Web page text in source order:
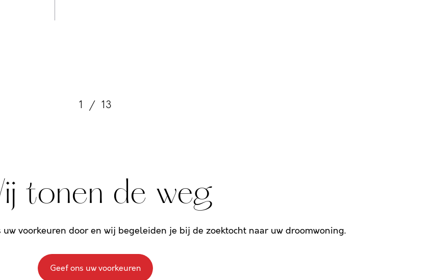
1 / 13
tonen de weg
voorkeuren door en wij begeleiden je bij de zoektocht naar uw droomwoning.
Geef ons uw voorkeuren